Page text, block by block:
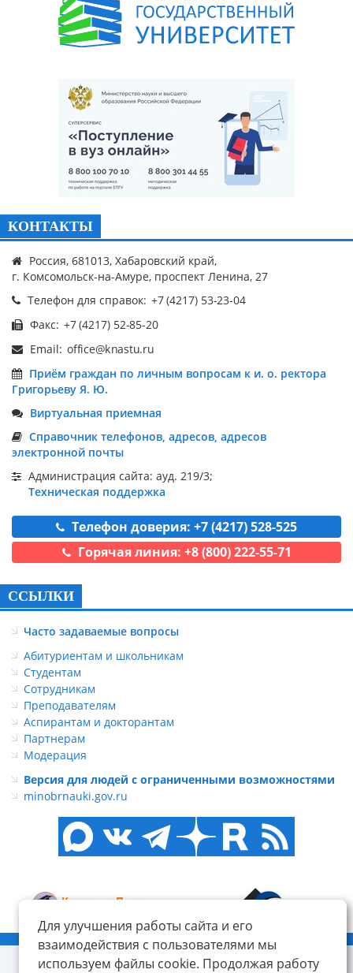
Для улучшения работы сайта и его
взаимодействия с пользователями мы
используем файлы cookie. Продолжая работу
КОНТАКТЫ
Россия, 681013, Хабаровский край,
г. Комсомольск-на-Амуре, проспект Ленина, 27
Телефон для справок:
Факс:
Email:
Приём граждан по личным вопросам к и. о. ректора
Григорьеву Я. Ю.
Виртуальная приемная
Справочник телефонов, адресов, адресов
электронной почты
Администрация сайта: ауд. 219/3;
Техническая поддержка
Телефон доверия: +7 (4217) 528-525
Горячая линия: +8 (800) 222-55-71
ССЫЛКИ
Часто задаваемые вопросы
Абитуриентам и школьникам
Студентам
Сотрудникам
Преподавателям
Аспирантам и докторантам
Партнерам
Модерация
Версия для людей с ограниченными возможностями
minobrnauki.gov.ru
© ФГБОУ ВО «КнАГУ», 2014-2026